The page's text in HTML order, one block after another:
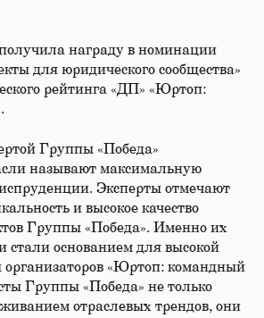
награду в номинации
для юридического сообщества»
рейтинга «ДП» «Юртоп:
Группы «Победа»
называют максимальную
Эксперты отмечают
и высокое качество
Группы «Победа». Именно их
стали основанием для высокой
организаторов «Юртоп: командный
Группы «Победа» не только
отраслевых трендов, они